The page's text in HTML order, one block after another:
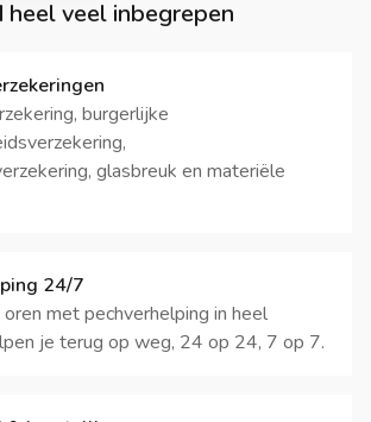
heel veel inbegrepen
burgerlijke
glasbreuk en materiële
24/7
met pechverhelping in heel
je terug op weg, 24 op 24, 7 op 7.